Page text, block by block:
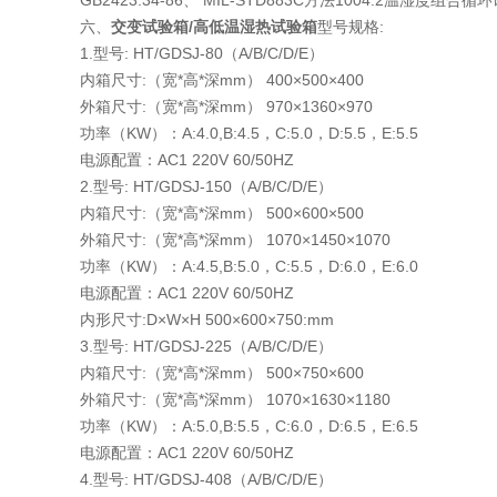
六、 交变试验箱/高低温湿热试验箱型号规格:
1.型号: HT/GDSJ-80（A/B/C/D/E）
内箱尺寸:（宽*高*深mm） 400×500×400
外箱尺寸:（宽*高*深mm） 970×1360×970
功率（KW）：A:4.0,B:4.5，C:5.0，D:5.5，E:5.5
电源配置：AC1 220V 60/50HZ
2.型号: HT/GDSJ-150（A/B/C/D/E）
内箱尺寸:（宽*高*深mm） 500×600×500
外箱尺寸:（宽*高*深mm） 1070×1450×1070
功率（KW）：A:4.5,B:5.0，C:5.5，D:6.0，E:6.0
电源配置：AC1 220V 60/50HZ
内形尺寸:D×W×H 500×600×750:mm
3.型号: HT/GDSJ-225（A/B/C/D/E）
内箱尺寸:（宽*高*深mm） 500×750×600
外箱尺寸:（宽*高*深mm） 1070×1630×1180
功率（KW）：A:5.0,B:5.5，C:6.0，D:6.5，E:6.5
电源配置：AC1 220V 60/50HZ
4.型号: HT/GDSJ-408（A/B/C/D/E）